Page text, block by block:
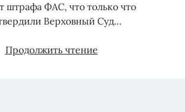
штрафа ФАС, что только что
Верховный Суд…
Продолжить чтениеДоп.соглашения